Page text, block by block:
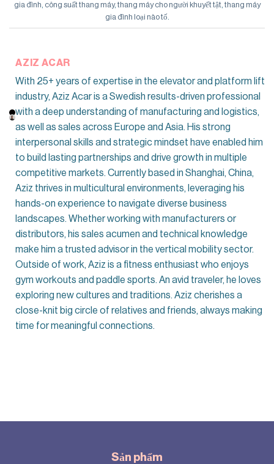
gia đình công suất thang máy, thang máy cho người khuyết tật, thang máy
gia đình loại nào tố
AZIZ ACAR
With 25+ years of expertise in the elevator and platform lift
industry, Aziz Acar is a Swedish results-driven professional
with a deep understanding of manufacturing and logistics,
as well as sales across Europe and Asia. His strong
interpersonal skills and strategic mindset have enabled him
to build lasting partnerships and drive growth in multiple
competitive markets. Currently based in Shanghai, China,
Aziz thrives in multicultural environments, leveraging his
hands-on experience to navigate diverse business
landscapes. Whether working with manufacturers or
distributors, his sales acumen and technical knowledge
make him a trusted advisor in the vertical mobility sector.
Outside of work, Aziz is a fitness enthusiast who enjoys
gym workouts and paddle sports. An avid traveler, he loves
exploring new cultures and traditions. Aziz cherishes a
close-knit big circle of relatives and friends, always making
time for meaningful connections.
Sản phẩm